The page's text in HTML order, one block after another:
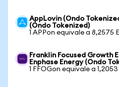
AppLovin (Ondo
(Ondo Tokenized)
1 APPon equivale a 8,2575
Franklin Focused Growth
Enphase Energy (Ondo
1 FFOGon equivale a